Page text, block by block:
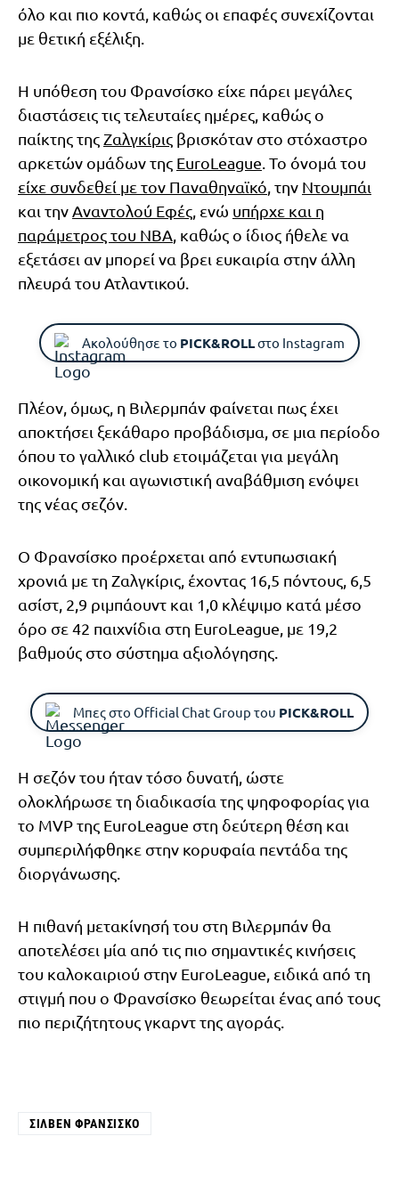
όλο και πιο κοντά, καθώς οι επαφές συνεχίζονται
με θετική εξέλιξη.
Η υπόθεση του Φρανσίσκο είχε πάρει μεγάλες
διαστάσεις τις τελευταίες ημέρες, καθώς ο
παίκτης της Ζαλγκίρις βρισκόταν στο στόχαστρο
αρκετών ομάδων της EuroLeague . Το όνομά του
είχε συνδεθεί με τον Παναθηναϊκό , την Ντουμπάι
και την Αναντολού Εφές , ενώ υπήρχε και η
παράμετρος του NBA , καθώς ο ίδιος ήθελε να
εξετάσει αν μπορεί να βρει ευκαιρία στην άλλη
πλευρά του Ατλαντικού.
Ακολούθησε το PICK&ROLLστο Instagram
Πλέον, όμως, η Βιλερμπάν φαίνεται πως έχει
αποκτήσει ξεκάθαρο προβάδισμα, σε μια περίοδο
όπου το γαλλικό club ετοιμάζεται για μεγάλη
οικονομική και αγωνιστική αναβάθμιση ενόψει
της νέας σεζόν.
Ο Φρανσίσκο προέρχεται από εντυπωσιακή
χρονιά με τη Ζαλγκίρις, έχοντας 16,5 πόντους, 6,5
ασίστ, 2,9 ριμπάουντ και 1,0 κλέψιμο κατά μέσο
όρο σε 42 παιχνίδια στη EuroLeague, με 19,2
βαθμούς στο σύστημα αξιολόγησης.
Μπες στο Official Chat Group του PICK&ROLL
Η σεζόν του ήταν τόσο δυνατή, ώστε
ολοκλήρωσε τη διαδικασία της ψηφοφορίας για
το MVP της EuroLeague στη δεύτερη θέση και
συμπεριλήφθηκε στην κορυφαία πεντάδα της
διοργάνωσης.
Η πιθανή μετακίνησή του στη Βιλερμπάν θα
αποτελέσει μία από τις πιο σημαντικές κινήσεις
του καλοκαιριού στην EuroLeague, ειδικά από τη
στιγμή που ο Φρανσίσκο θεωρείται ένας από τους
πιο περιζήτητους γκαρντ της αγοράς.
ΣΙΛΒΈΝ ΦΡΑΝΣΊΣΚΟ